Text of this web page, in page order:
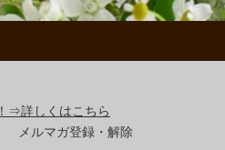
⇒詳しくはこちら
メルマガ登録・解除